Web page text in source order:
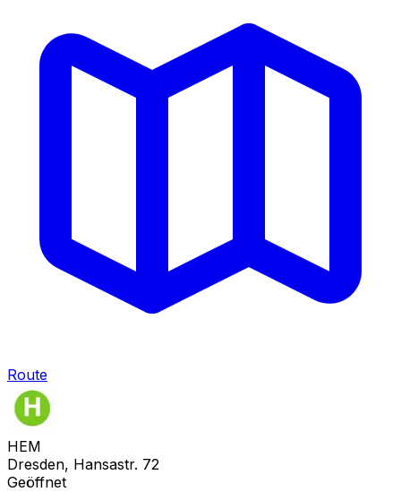
Route
HEM
Dresden, Hansastr. 72
Geöffnet